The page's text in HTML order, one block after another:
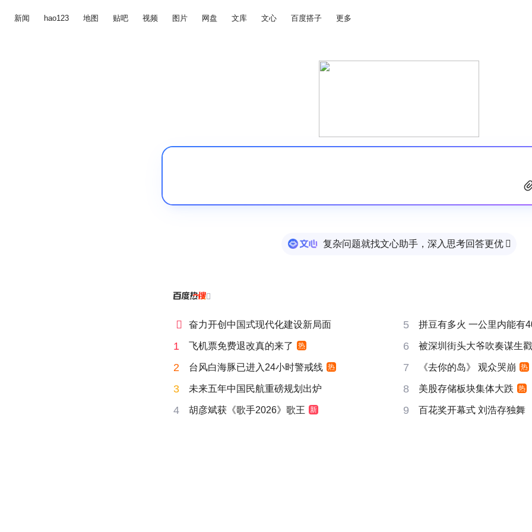
新闻 hao123 地图 贴吧 视频 图片 网盘 文库 文心 百度搭子 更多
复杂问题就找文心助手，深入思考回答更优 

 奋力开创中国式现代化建设新局面 5 拼豆有多火 一公里内能有
1 飞机票免费退改真的来了 热 6 被深圳街头大爷吹奏谋生
2 台风白海豚已进入24小时警戒线 热 7 《去你的岛》 观众哭崩 热
3 未来五年中国民航重磅规划出炉 8 美股存储板块集体大跌 热
4 胡彦斌获《歌手2026》歌王 新 9 百花奖开幕式 刘浩存独舞